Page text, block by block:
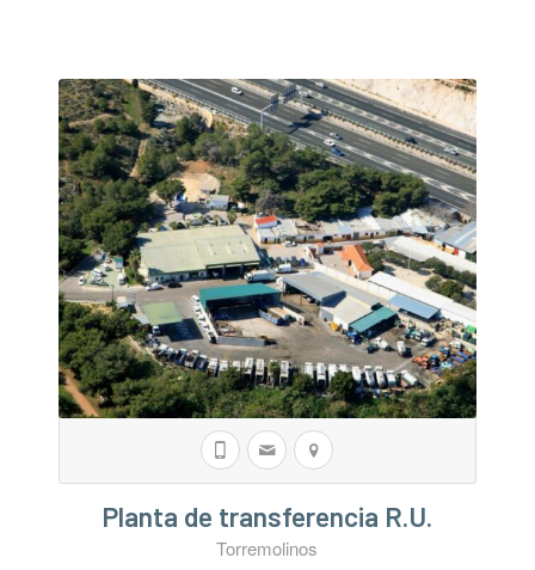
Planta de transferencia R.U.
Torremolinos